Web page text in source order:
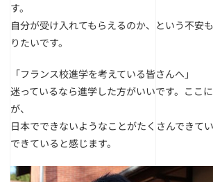
す。
自分が受け入れてもらえるのか、という不安
りたいです。
「フランス校進学を考えている皆さんへ」
迷っているなら進学した方がいいです。ここ
が、
日本でできないようなことがたくさんできて
できていると感じます。